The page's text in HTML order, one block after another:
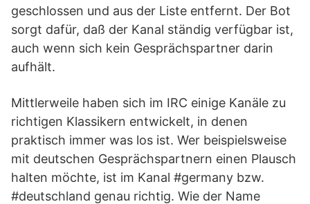
geschlossen und aus der Liste entfernt. Der Bot
sorgt dafür, daß der Kanal ständig verfügbar ist,
auch wenn sich kein Gesprächspartner darin
aufhält.
Mittlerweile haben sich im IRC einige Kanäle zu
richtigen Klassikern entwickelt, in denen
praktisch immer was los ist. Wer beispielsweise
mit deutschen Gesprächspartnern einen Plausch
halten möchte, ist im Kanal #germany bzw.
#deutschland genau richtig. Wie der Name